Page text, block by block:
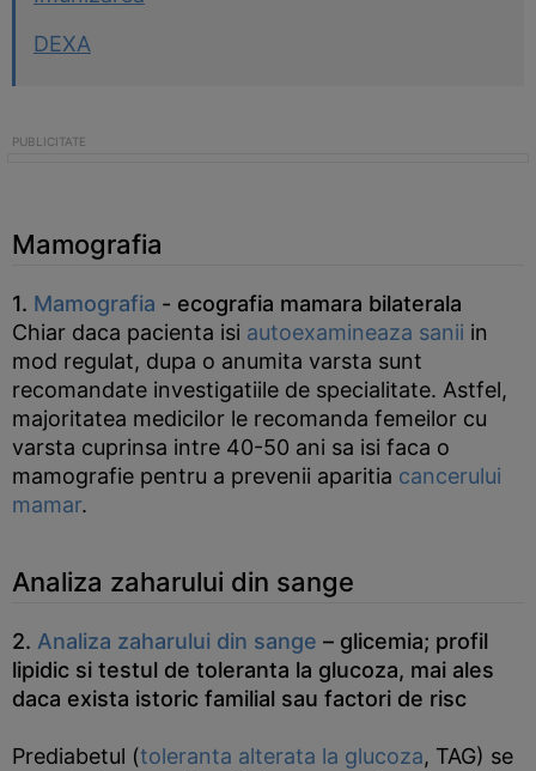
DEXA
Mamografia
1. Mamografia - ecografia mamara bilaterala
Chiar daca pacienta isi autoexamineaza sanii in
mod regulat, dupa o anumita varsta sunt
recomandate investigatiile de specialitate. Astfel,
majoritatea medicilor le recomanda femeilor cu
varsta cuprinsa intre 40-50 ani sa isi faca o
mamografie pentru a prevenii aparitia cancerului
mamar.
Analiza zaharului din sange
2. Analiza zaharului din sange – glicemia; profil
lipidic si testul de toleranta la glucoza, mai ales
daca exista istoric familial sau factori de risc
Prediabetul (toleranta alterata la glucoza, TAG) se